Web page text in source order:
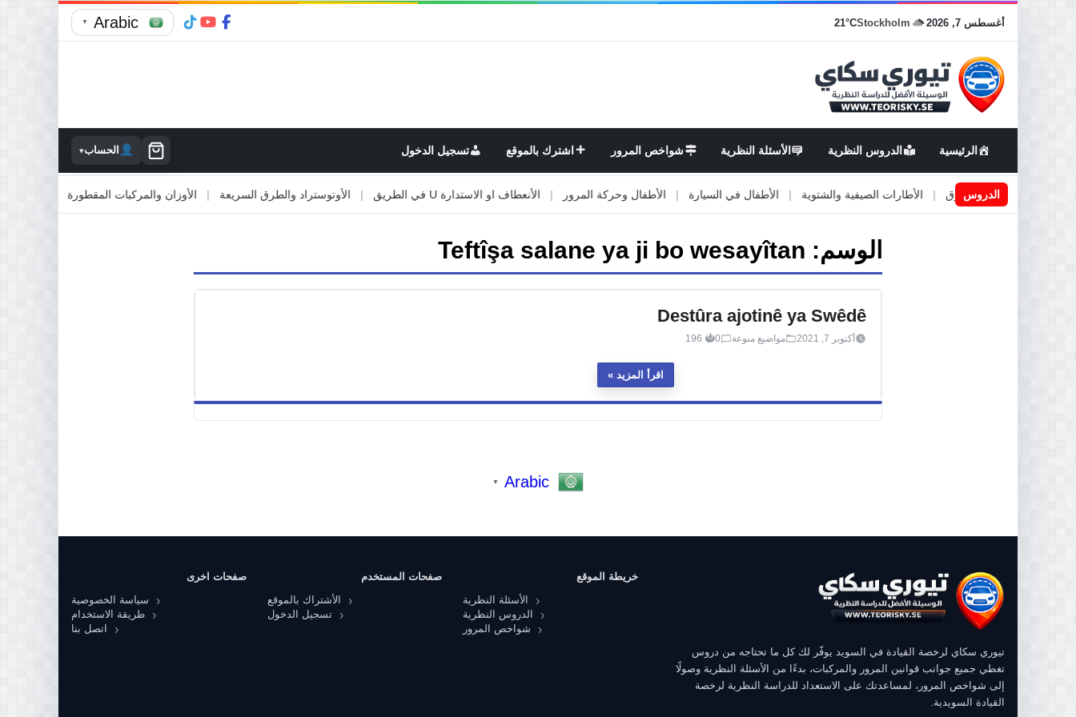
أغسطس 7, 2026 Stockholm
21°C
Arabic
▼
الرئيسية الدروس النظرية الأسئلة النظرية شواخص المرور اشترك بالموقع تسجيل الدخول الحساب▾
الدروس
اعمال او صيانة الطرق الأطارات الصيفية والشتوية | الأطفال في السيارة | الأطفال وحركة المرور الأنعطاف او الاستدارة U في الطريق | الأوتوستراد والطرق السريعة | الأوزان والمركبات المقطورة | الاصطدام
الوسم: Teftîşa salane ya ji bo wesayîtan
Destûra ajotinê ya Swêdê
أكتوبر 7, 2021 مواضيع منوعة 0
196
اقرأ المزيد
Arabic
▼
تيوري سكاي لرخصة القيادة في السويد يوفّر لك كل ما تحتاجه من دروس
تغطي جميع جوانب قوانين المرور والمركبات، بدءًا من الأسئلة النظرية وصولًا
إلى شواخص المرور، لمساعدتك على الاستعداد للدراسة النظرية لرخصة
القيادة السويدية.
خريطة الموقع
الأسئلة النظرية
الدروس النظرية
شواخص المرور
صفحات المستخدم
الأشتراك بالموقع
تسجيل الدخول
صفحات اخرى
سياسة الخصوصية
طريقة الاستخدام
اتصل بنا